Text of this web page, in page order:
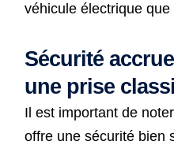
véhicule électrique
Sécurité
une prise
Il est important de
offre une sécurité bien